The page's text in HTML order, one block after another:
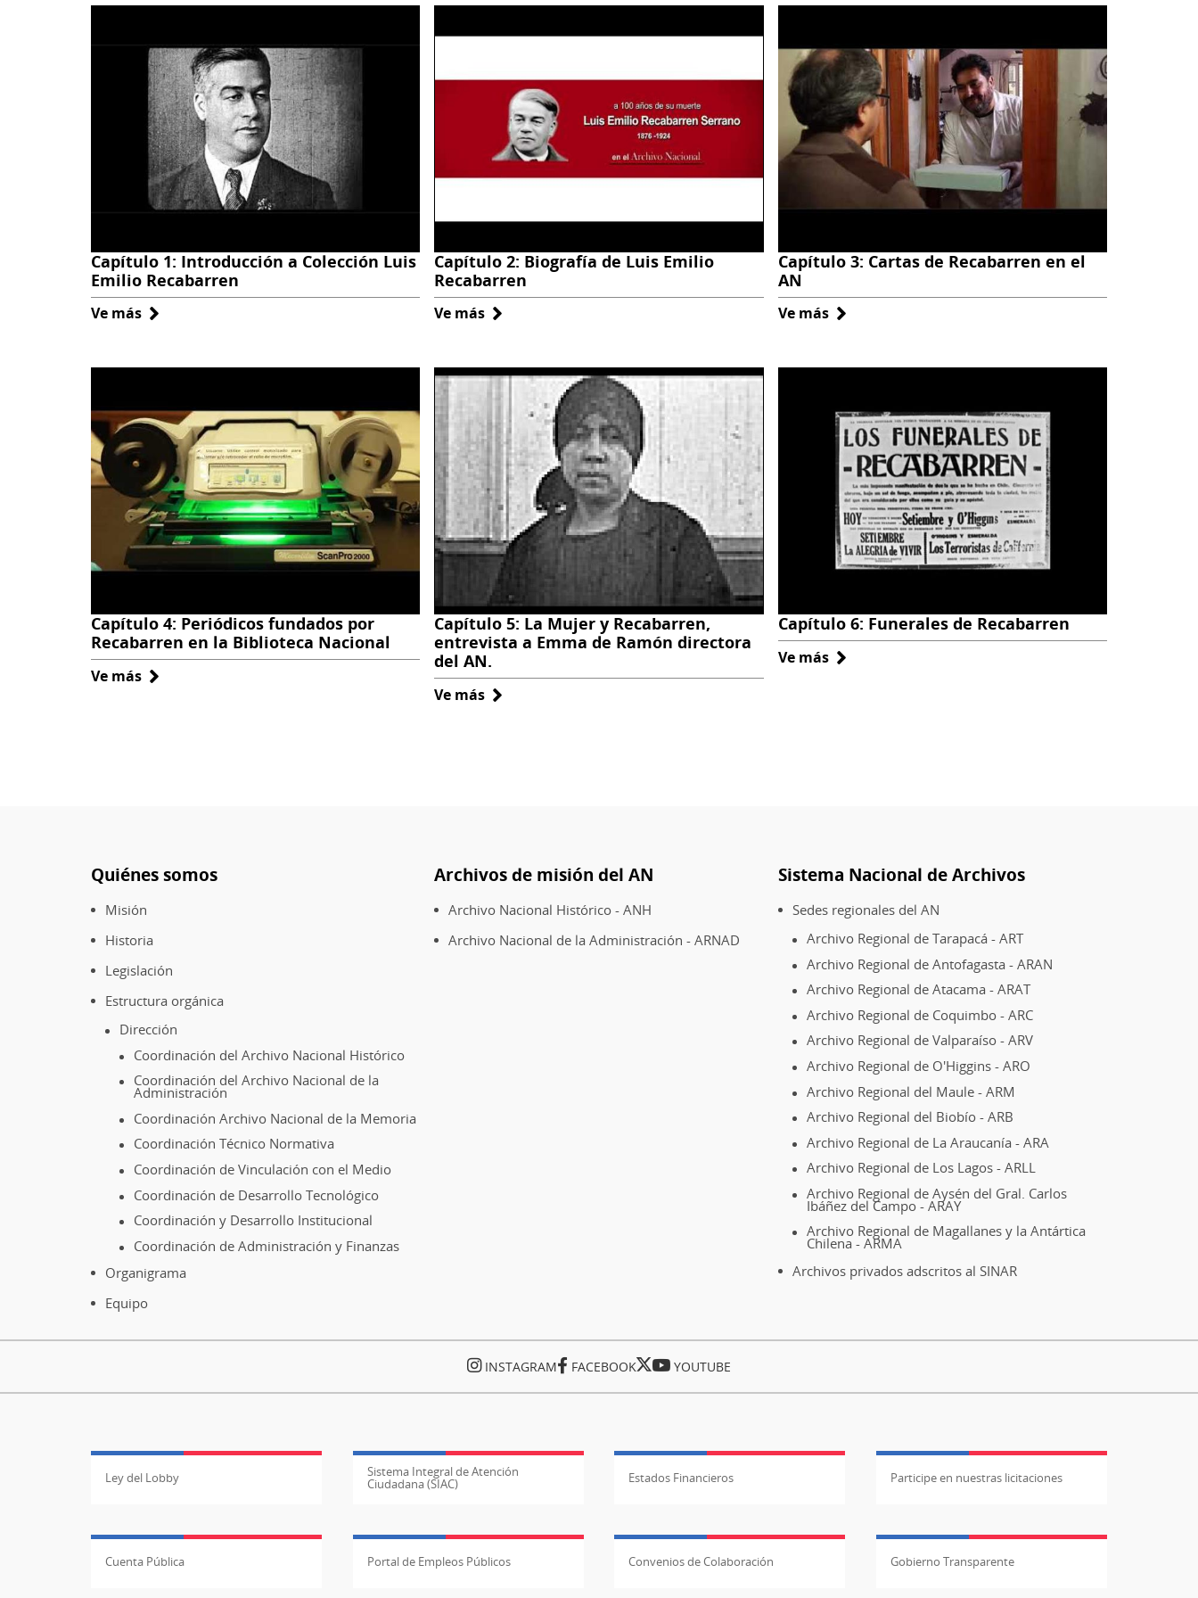
secundarias
Capítulo 1: Introducción a Colección Luis
Emilio Recabarren
Ve más sobre
Colección
Luis
Emilio
Recabarren
Capítulo 2: Biografía de Luis Emilio
Recabarren
Ve más sobre
Biografía
Luis
Emilio
Recabarren
Capítulo 3: Cartas de Recabarren en el
AN
Ve mássobre
Recabarren
en
AN
Capítulo 4: Periódicos fundados por
Recabarren en la Biblioteca Nacional
Ve más sobre
Biblioteca
Capítulo 5: La Mujer y Recabarren,
entrevista a Emma de Ramón directora
del AN.
Ve más sobre
a
de
Ramón
Capítulo 6: Funerales de Recabarren
Ve mássobre
Quiénes somos
Misión
Historia
Legislación
Estructura orgánica
Dirección
Coordinación del Archivo Nacional Histórico
Coordinación del Archivo Nacional de la
Administración
Coordinación Archivo Nacional de la Memoria
Coordinación Técnico Normativa
Coordinación de Vinculación con el Medio
Coordinación de Desarrollo Tecnológico
Coordinación y Desarrollo Institucional
Coordinación de Administración y Finanzas
Organigrama
Equipo
Archivos de misión del AN
Archivo Nacional Histórico - ANH
Archivo Nacional de la Administración - ARNAD
Sistema Nacional de Archivos
Sedes regionales del AN
Archivo Regional de Tarapacá - ART
Archivo Regional de Antofagasta - ARAN
Archivo Regional de Atacama - ARAT
Archivo Regional de Coquimbo - ARC
Archivo Regional de Valparaíso - ARV
Archivo Regional de O'Higgins - ARO
Archivo Regional del Maule - ARM
Archivo Regional del Biobío - ARB
Archivo Regional de La Araucanía - ARA
Archivo Regional de Los Lagos - ARLL
Archivo Regional de Aysén del Gral. Carlos
Ibáñez del Campo - ARAY
Archivo Regional de Magallanes y la Antártica
Chilena - ARMA
Archivos privados adscritos al SINAR
INSTAGRAM FACEBOOK YOUTUBE
Ley del Lobby Sistema Integral de Atención
Ciudadana (SIAC) Estados Financieros Participe en nuestras licitaciones
Cuenta Pública Portal de Empleos Públicos Convenios de Colaboración Gobierno Transparente